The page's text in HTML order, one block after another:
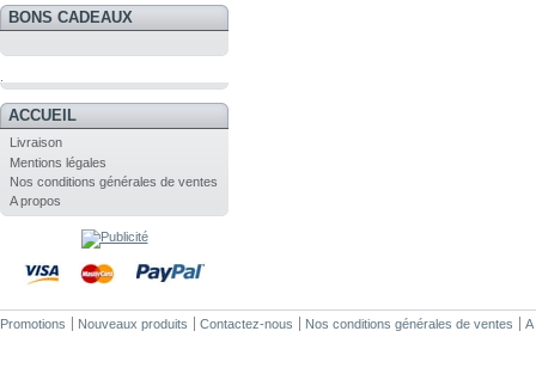
BONS CADEAUX
ACCUEIL
Livraison
Mentions légales
Nos conditions générales de ventes
A propos
Promotions Nouveaux produits Contactez-nous Nos conditions générales de ventes A